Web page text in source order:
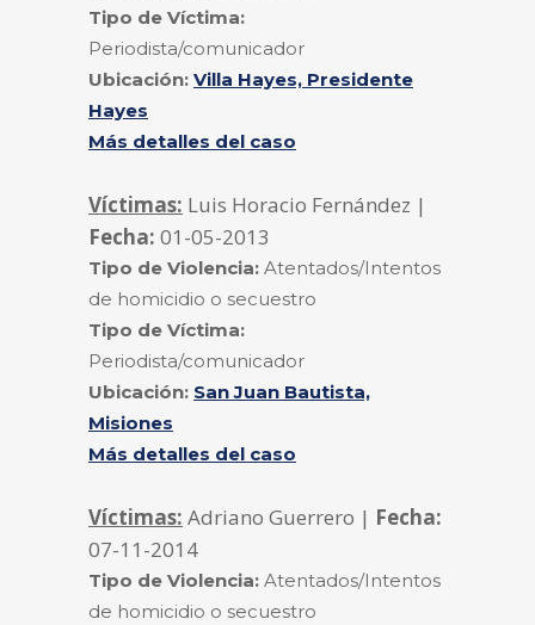
Tipo de Víctima:
Periodista/comunicador
Ubicación: Villa Hayes, Presidente
Hayes
Más detalles del caso
Víctimas: Luis Horacio Fernández |
Fecha: 01-05-2013
Tipo de Violencia: Atentados/Intentos
de homicidio o secuestro
Tipo de Víctima:
Periodista/comunicador
Ubicación: San Juan Bautista,
Misiones
Más detalles del caso
Víctimas: Adriano Guerrero | Fecha:
07-11-2014
Tipo de Violencia: Atentados/Intentos
de homicidio o secuestro